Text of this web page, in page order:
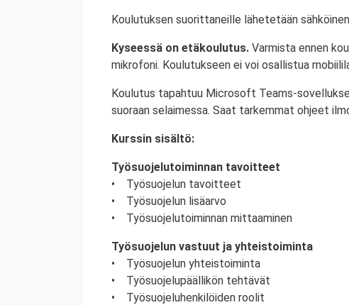
Koulutuksen suorittaneille lähetetään
Kyseessä on etäkoulutus. Varmista ennen
mikrofoni. Koulutukseen ei voi osallistua
Koulutus tapahtuu Microsoft Teams-
suoraan selaimessa. Saat tarkemmat ohjeet
Kurssin sisältö:
Työsuojelutoiminnan tavoitteet
• Työsuojelun tavoitteet
• Työsuojelun lisäarvo
• Työsuojelutoiminnan mittaaminen
Työsuojelun vastuut ja yhteistoiminta
• Työsuojelun yhteistoiminta
• Työsuojelupäällikön tehtävät
• Työsuojeluhenkilöiden roolit